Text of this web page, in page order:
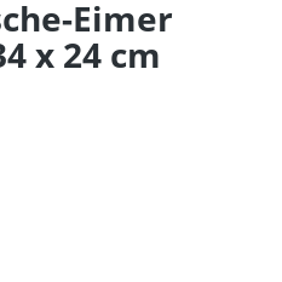
Eimer
x 24 cm